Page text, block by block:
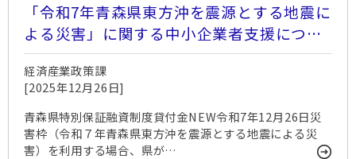
「令和7年青森県東方沖を震源とする地震に
よる災害」に関する中小企業者支援につい
て
経済産業政策課
[2025年12月26日]
青森県特別保証融資制度貸付金NEW令和7年12月26日災
害枠（令和７年青森県東方沖を震源とする地震による災
害）を利用する場合、県が…